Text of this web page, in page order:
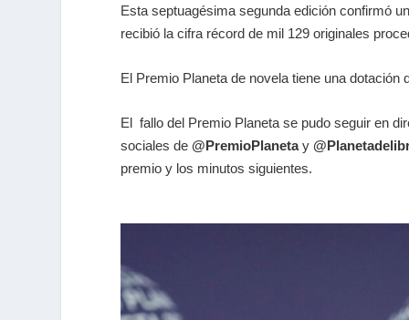
Esta septuagésima segunda edición confirmó
recibió la cifra récord de mil 129 originales
El Premio Planeta de novela tiene una
El fallo del Premio Planeta se pudo seguir en
sociales de @PremioPlanetay
premio y los minutos siguientes.